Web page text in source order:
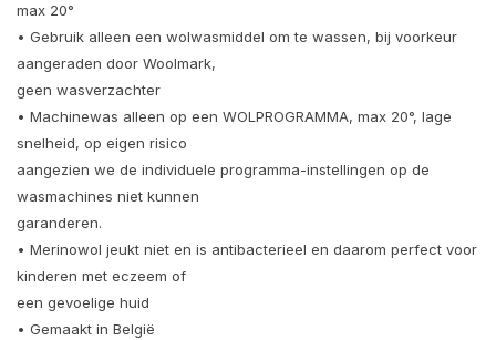
max 20°
• Gebruik alleen een wolwasmiddel om te wassen, bij voorkeur
aangeraden door Woolmark,
geen wasverzachter
• Machinewas alleen op een WOLPROGRAMMA, max 20°, lage
snelheid, op eigen risico
aangezien we de individuele programma-instellingen op de
wasmachines niet kunnen
garanderen.
• Merinowol jeukt niet en is antibacterieel en daarom perfect voor
kinderen met eczeem of
een gevoelige huid
• Gemaakt in België